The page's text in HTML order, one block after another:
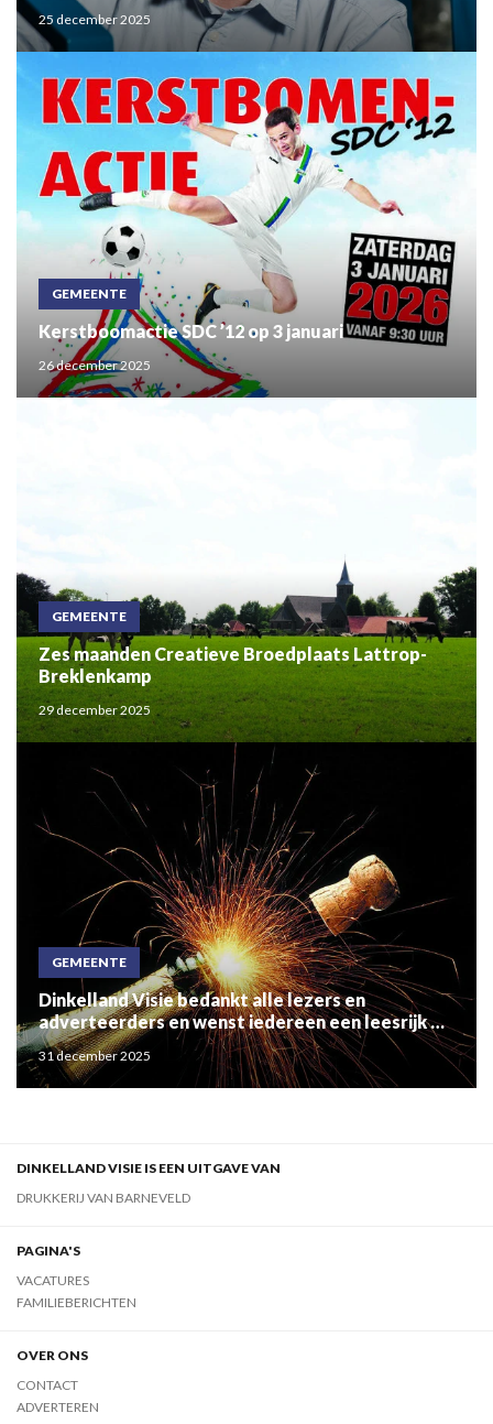
25 december 2025
GEMEENTE
Kerstboomactie SDC ’12 op 3 januari
26 december 2025
GEMEENTE
Zes maanden Creatieve Broedplaats Lattrop-
Breklenkamp
29 december 2025
GEMEENTE
Dinkelland Visie bedankt alle lezers en
adverteerders en wenst iedereen een leesrijk en
gezond 2026!
31 december 2025
DINKELLAND VISIE IS EEN UITGAVE VAN
DRUKKERIJ VAN BARNEVELD
PAGINA'S
VACATURES
FAMILIEBERICHTEN
OVER ONS
CONTACT
ADVERTEREN